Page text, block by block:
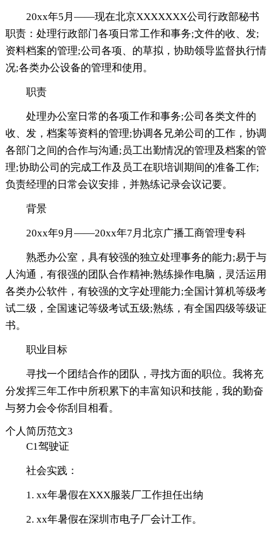
20xx年5月——现在北京XXXXXXX公司行政部秘书
职责：处理行政部门各项日常工作和事务;文件的收、发;
资料档案的管理;公司各项、的草拟，协助领导监督执行情
况;各类办公设备的管理和使用。
职责
处理办公室日常的各项工作和事务;公司各类文件的
收、发，档案等资料的管理;协调各兄弟公司的工作，协调
各部门之间的合作与沟通;员工出勤情况的管理及档案的管
理;协助公司的完成工作及员工在职培训期间的准备工作;
负责经理的日常会议安排，并熟练记录会议记要。
背景
20xx年9月——20xx年7月北京广播工商管理专科
熟悉办公室，具有较强的独立处理事务的能力;易于与
人沟通，有很强的团队合作精神;熟练操作电脑，灵活运用
各类办公软件，有较强的文字处理能力;全国计算机等级考
试二级，全国速记等级考试五级;熟练，有全国四级等级证
书。
职业目标
寻找一个团结合作的团队，寻找方面的职位。我将充
分发挥三年工作中所积累下的丰富知识和技能，我的勤奋
与努力会令你刮目相看。
个人简历范文3
C1驾驶证
社会实践：
1. xx年暑假在XXX服装厂工作担任出纳
2. xx年暑假在深圳市电子厂会计工作。